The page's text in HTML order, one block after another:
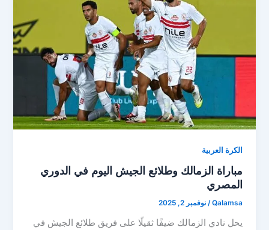
الكرة العربية
مباراة الزمالك وطلائع الجيش اليوم في الدوري
المصري
Qalamsa
/نوفمبر 2, 2025
يحل نادي الزمالك ضيفًا ثقيلًا على فريق طلائع الجيش في